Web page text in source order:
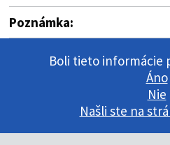
Poznámka:
Boli tieto informácie
Áno
Nie
Našli ste na